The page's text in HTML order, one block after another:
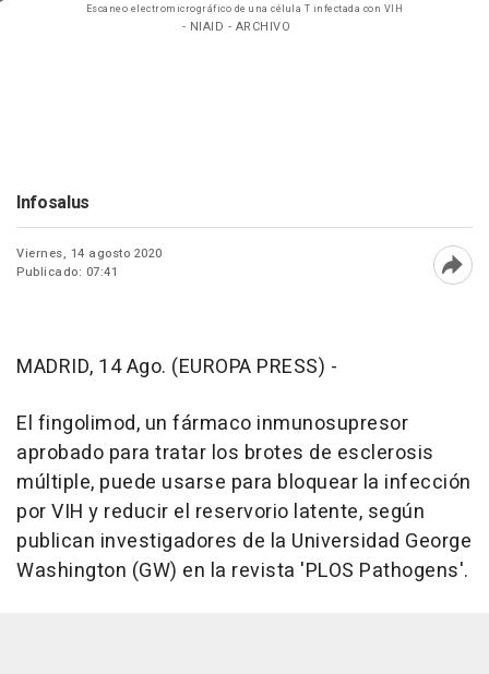
Escaneo electromicrográfico de una célula T infectada con VIH
- NIAID - ARCHIVO
Infosalus
Viernes, 14 agosto 2020
Publicado: 07:41
MADRID, 14 Ago. (EUROPA PRESS) -
El fingolimod, un fármaco inmunosupresor
aprobado para tratar los brotes de esclerosis
múltiple, puede usarse para bloquear la infección
por VIH y reducir el reservorio latente, según
publican investigadores de la Universidad George
Washington (GW) en la revista 'PLOS Pathogens'.